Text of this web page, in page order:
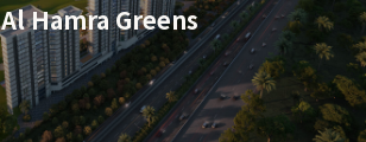
Al Hamra Greens